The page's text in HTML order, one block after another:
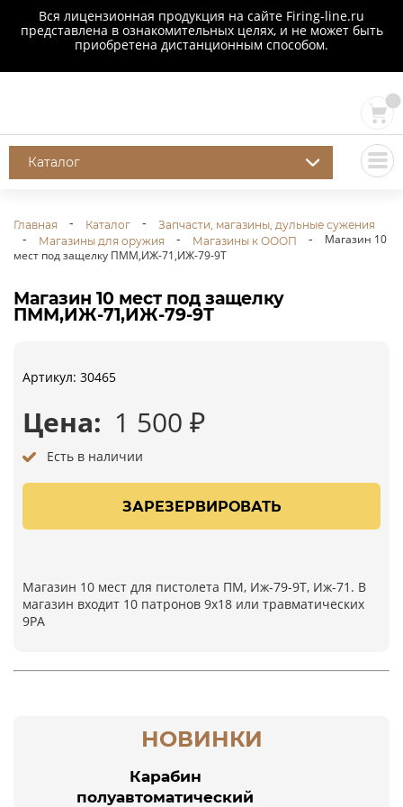
Вся лицензионная продукция на сайте Firing-line.ru
представлена в ознакомительных целях, и не может быть
приобретена дистанционным способом.
Каталог
Главная Каталог
Запчасти, магазины, дульные сужения
Магазины для оружия
Магазины к ОООП
Магазин 10
мест под защелку ПММ,ИЖ-71,ИЖ-79-9Т
Магазин 10 мест под защелку
ПММ,ИЖ-71,ИЖ-79-9Т
Артикул: 30465
Цена:
Есть в наличии
ЗАРЕЗЕРВИРОВАТЬ
1 500 ₽
Магазин 10 мест для пистолета ПМ, Иж-79-9Т, Иж-71. В
магазин входит 10 патронов 9х18 или травматических
9РА
НОВИНКИ
Карабин
полуавтоматический